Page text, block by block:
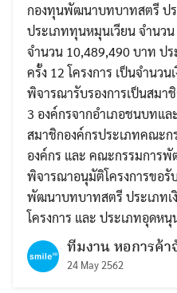
กองทุนพัฒนาบทบาทสตรี ป
ประเภททุนหมุนเวียน จำนวน
จำนวน 10,489,490 บาท ป
ครั้ง 12 โครงการ เป็นจำนว
พิจารณารับรองการเป็นสมา
3 องค์กรจากอำเภอชนบทแ
สมาชิกองค์กรประเภทคณะ
องค์กร และ คณะกรรมการ
พิจารณาอนุมัติโครงการขอรั
พัฒนาบทบาทสตรี ประเภทเ
โครงการ และ ประเภทอุดห
ทีมงาน หอการค้
24 May 2562